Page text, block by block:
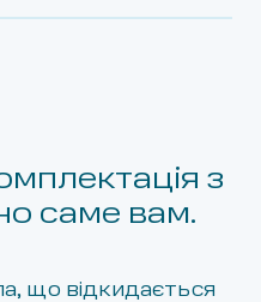
з
саме вам.
що відкидається